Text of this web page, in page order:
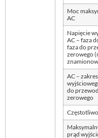
Moc
AC
Napięcie
AC – faza
faza do
zerowego
AC –
do
zerowego
prąd